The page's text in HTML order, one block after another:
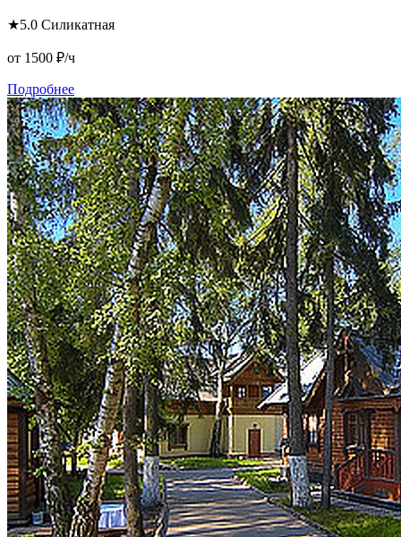
★5.0 Силикатная
от 1500 ₽/ч
Подробнее